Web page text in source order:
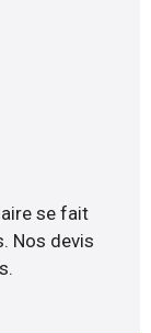
se fait
Nos devis